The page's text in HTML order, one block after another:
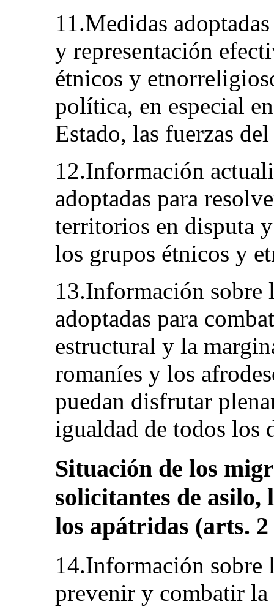
11.Medidas
y representación
étnicos y
política, en especial
Estado, las fuerzas
12.Información
adoptadas para
territorios en disputa
los grupos étnicos y
13.Información sobre
adoptadas para
estructural y la
romaníes y los
puedan disfrutar
igualdad de todos los
Situación de los
solicitantes de asilo,
los apátridas (arts. 2
14.Información sobre
prevenir y combatir